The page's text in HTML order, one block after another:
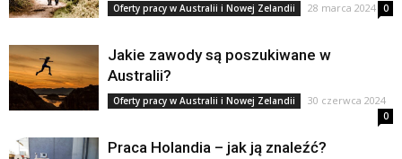
Oferty pracy w Australii i Nowej Zelandii 28 marca 2024 0
Jakie zawody są poszukiwane w
Australii?
Oferty pracy w Australii i Nowej Zelandii 30 czerwca 2024
0
Praca Holandia – jak ją znaleźć?